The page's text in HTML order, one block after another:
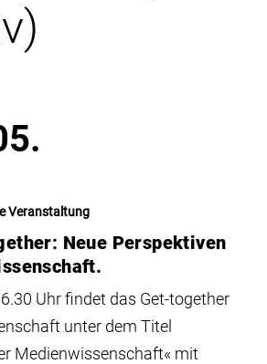
Veranstaltung
Neue Perspektiven
Uhr findet das Get-together
unter dem Titel
Medienwissenschaft« mit